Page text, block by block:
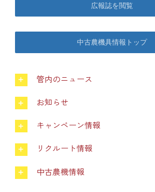
くらし
広報誌を閲覧
中古農機具情報トップ
管内のニュース
お知らせ
キャンペーン情報
リクルート情報
中古農機情報